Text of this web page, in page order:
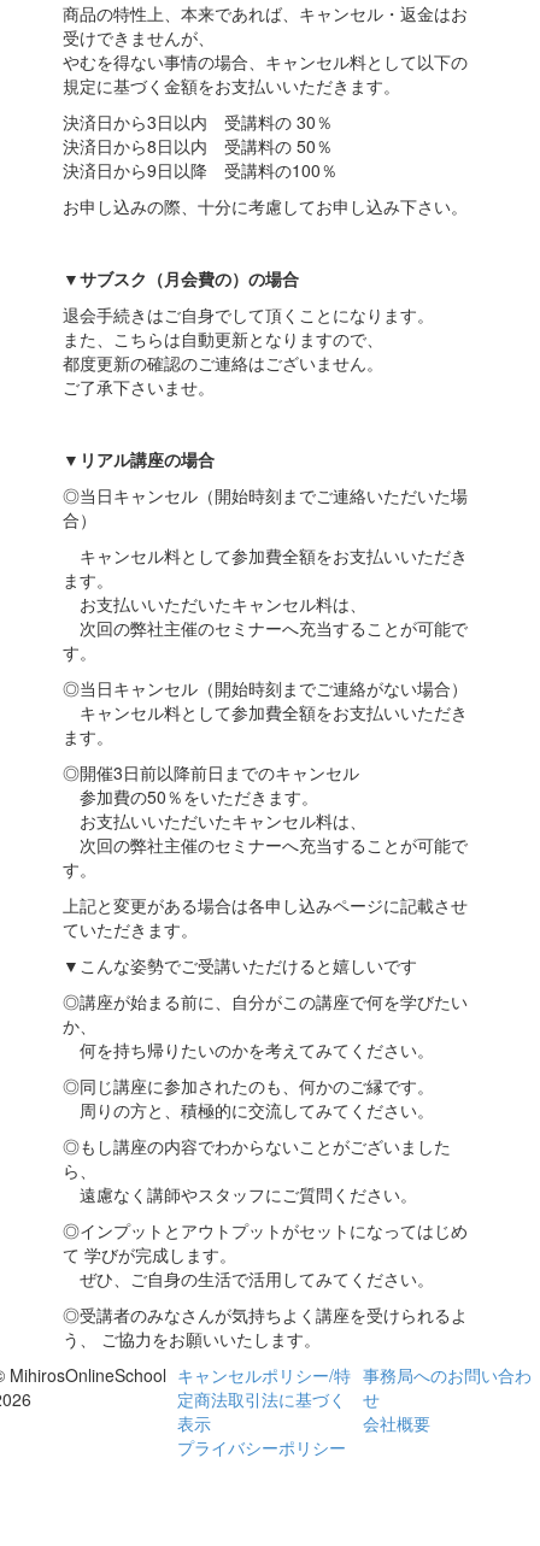
商品の特性上、本来であれば、キャンセル・返金はお
受けできませんが、
やむを得ない事情の場合、キャンセル料として以下の
規定に基づく金額をお支払いいただきます。
決済日から3日以内 受講料の 30％
決済日から8日以内 受講料の 50％
決済日から9日以降 受講料の100％
お申し込みの際、十分に考慮してお申し込み下さい。
▼サブスク（月会費の）の場合
退会手続きはご自身でして頂くことになります。
また、こちらは自動更新となりますので、
都度更新の確認のご連絡はございません。
ご了承下さいませ。
▼リアル講座の場合
◎当日キャンセル（開始時刻までご連絡いただいた場
合）
キャンセル料として参加費全額をお支払いいただき
ます。
お支払いいただいたキャンセル料は、
次回の弊社主催のセミナーへ充当することが可能で
す。
◎当日キャンセル（開始時刻までご連絡がない場合）
キャンセル料として参加費全額をお支払いいただき
ます。
◎開催3日前以降前日までのキャンセル
参加費の50％をいただきます。
お支払いいただいたキャンセル料は、
次回の弊社主催のセミナーへ充当することが可能で
す。
上記と変更がある場合は各申し込みページに記載させ
ていただきます。
▼こんな姿勢でご受講いただけると嬉しいです
◎講座が始まる前に、自分がこの講座で何を学びたい
か、
何を持ち帰りたいのかを考えてみてください。
◎同じ講座に参加されたのも、何かのご縁です。
周りの方と、積極的に交流してみてください。
◎もし講座の内容でわからないことがございました
ら、
遠慮なく講師やスタッフにご質問ください。
◎インプットとアウトプットがセットになってはじめ
て 学びが完成します。
ぜひ、ご自身の生活で活用してみてください。
◎受講者のみなさんが気持ちよく講座を受けられるよ
う、 ご協力をお願いいたします。
MihirosOnlineSchool キャンセルポリシー/特
定商法取引法に基づく
表示
プライバシーポリシー
事務局へのお問い合わ
せ
会社概要